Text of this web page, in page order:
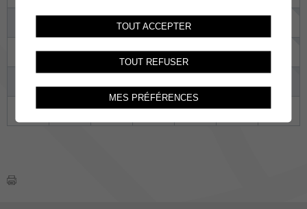
12 13 14
18 19 20 21 22
01 02 03 04 05
TOUT ACCEPTER
TOUT REFUSER
MES PRÉFÉRENCES